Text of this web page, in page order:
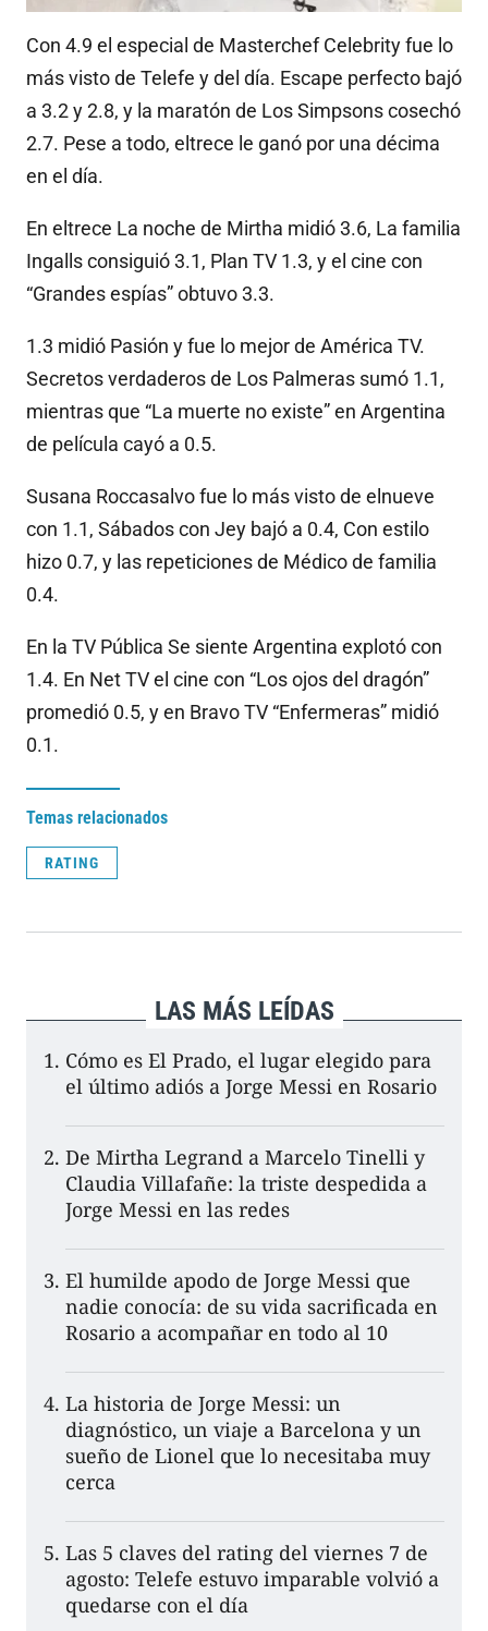
Con 4.9 el especial de Masterchef Celebrity fue lo
más visto de Telefe y del día. Escape perfecto bajó
a 3.2 y 2.8, y la maratón de Los Simpsons cosechó
2.7. Pese a todo, eltrece le ganó por una décima
en el día.
En eltrece La noche de Mirtha midió 3.6, La familia
Ingalls consiguió 3.1, Plan TV 1.3, y el cine con
“Grandes espías” obtuvo 3.3.
1.3 midió Pasión y fue lo mejor de América TV.
Secretos verdaderos de Los Palmeras sumó 1.1,
mientras que “La muerte no existe” en Argentina
de película cayó a 0.5.
Susana Roccasalvo fue lo más visto de elnueve
con 1.1, Sábados con Jey bajó a 0.4, Con estilo
hizo 0.7, y las repeticiones de Médico de familia
0.4.
En la TV Pública Se siente Argentina explotó con
1.4. En Net TV el cine con “Los ojos del dragón”
promedió 0.5, y en Bravo TV “Enfermeras” midió
0.1.
Temas relacionados
RATING
LAS MÁS LEÍDAS
Cómo es El Prado, el lugar elegido para
el último adiós a Jorge Messi en Rosario
De Mirtha Legrand a Marcelo Tinelli y
Claudia Villafañe: la triste despedida a
Jorge Messi en las redes
El humilde apodo de Jorge Messi que
nadie conocía: de su vida sacrificada en
Rosario a acompañar en todo al 10
La historia de Jorge Messi: un
diagnóstico, un viaje a Barcelona y un
sueño de Lionel que lo necesitaba muy
cerca
Las 5 claves del rating del viernes 7 de
agosto: Telefe estuvo imparable volvió a
quedarse con el día